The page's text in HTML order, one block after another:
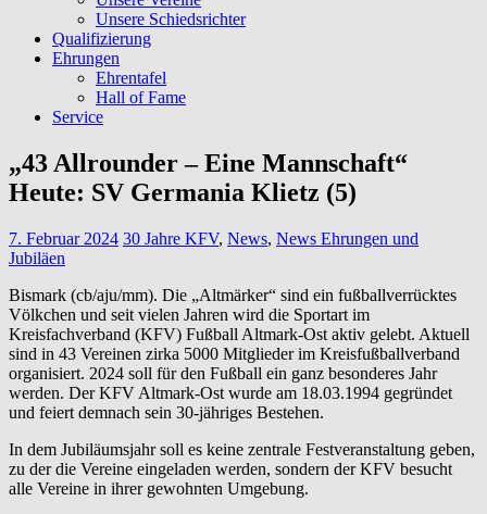
Unsere Schiedsrichter
Qualifizierung
Ehrungen
Ehrentafel
Hall of Fame
Service
„43 Allrounder – Eine Mannschaft“
Heute: SV Germania Klietz (5)
7. Februar 2024 30 Jahre KFV, News, News Ehrungen und
Jubiläen
Bismark (cb/aju/mm). Die „Altmärker“ sind ein fußballverrücktes
Völkchen und seit vielen Jahren wird die Sportart im
Kreisfachverband (KFV) Fußball Altmark-Ost aktiv gelebt. Aktuell
sind in 43 Vereinen zirka 5000 Mitglieder im Kreisfußballverband
organisiert. 2024 soll für den Fußball ein ganz besonderes Jahr
werden. Der KFV Altmark-Ost wurde am 18.03.1994 gegründet
und feiert demnach sein 30-jähriges Bestehen.
In dem Jubiläumsjahr soll es keine zentrale Festveranstaltung geben,
zu der die Vereine eingeladen werden, sondern der KFV besucht
alle Vereine in ihrer gewohnten Umgebung.